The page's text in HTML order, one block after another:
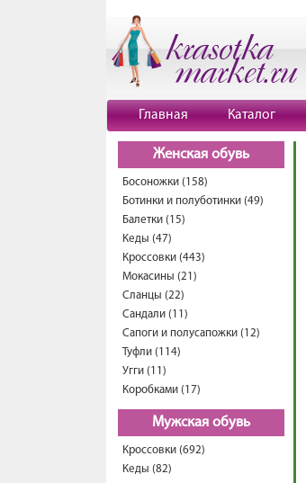
Главная Каталог
Женская обувь
Босоножки (158)
Ботинки и полуботинки (49)
Балетки (15)
Кеды (47)
Кроссовки (443)
Мокасины (21)
Сланцы (22)
Сандали (11)
Сапоги и полусапожки (12)
Туфли (114)
Угги (11)
Коробками (17)
Мужская обувь
Кроссовки (692)
Кеды (82)